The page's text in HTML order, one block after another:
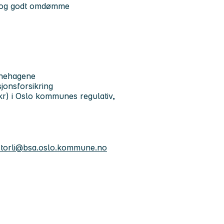
godt omdømme
i Oslo kommunes regulativ,